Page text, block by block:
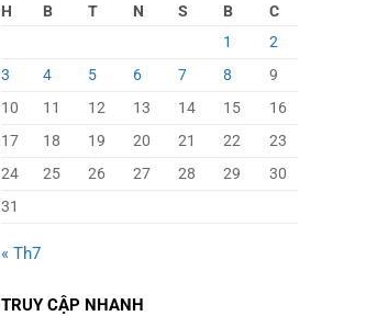
H B T N S B
C
1
2
3
4 5 6 7 8
9
10
11 12 13 14 15
16
17
18 19 20 21 22
23
24
25 26 27 28 29
30
31
« Th7
TRUY CẬP NHANH